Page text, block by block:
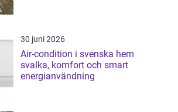
30 juni 2026
Air-condition i svenska hem
svalka, komfort och smart
energianvändning